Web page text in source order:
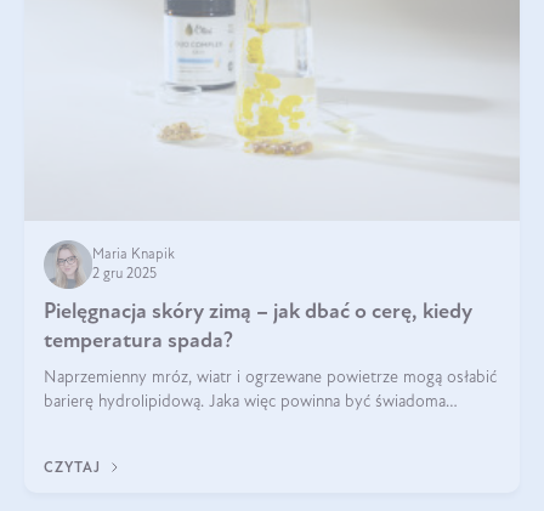
Maria Knapik
2 gru 2025
Pielęgnacja skóry zimą – jak dbać o cerę, kiedy
temperatura spada?
Naprzemienny mróz, wiatr i ogrzewane powietrze mogą osłabić
barierę hydrolipidową. Jaka więc powinna być świadoma
CZYTAJ